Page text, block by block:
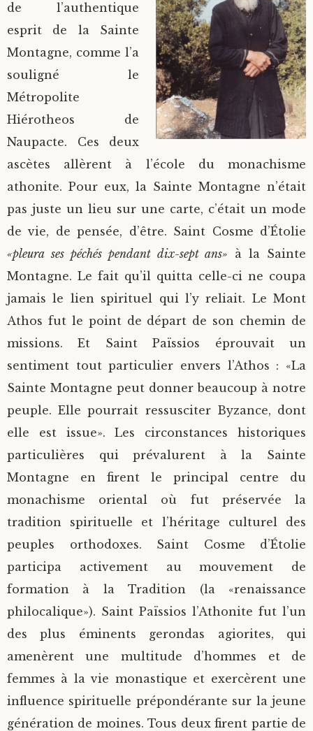
de l’authentique
esprit de la Sainte
Montagne, comme l’a
souligné le
Métropolite
Hiérotheos de
Naupacte. Ces deux
ascètes allèrent à l’école du monachisme
athonite. Pour eux, la Sainte Montagne n’était
pas juste un lieu sur une carte, c’était un mode
de vie, de pensée, d’être. Saint Cosme d’Étolie
«pleura ses péchés pendant dix-sept ans» à la Sainte
Montagne. Le fait qu’il quitta celle-ci ne coupa
jamais le lien spirituel qui l’y reliait. Le Mont
Athos fut le point de départ de son chemin de
missions. Et Saint Païssios éprouvait un
sentiment tout particulier envers l’Athos : «La
Sainte Montagne peut donner beaucoup à notre
peuple. Elle pourrait ressusciter Byzance, dont
elle est issue». Les circonstances historiques
particulières qui prévalurent à la Sainte
Montagne en firent le principal centre du
monachisme oriental où fut préservée la
tradition spirituelle et l’héritage culturel des
peuples orthodoxes. Saint Cosme d’Étolie
participa activement au mouvement de
formation à la Tradition (la «renaissance
philocalique»). Saint Païssios l’Athonite fut l’un
des plus éminents gerondas agiorites, qui
amenèrent une multitude d’hommes et de
femmes à la vie monastique et exercèrent une
influence spirituelle prépondérante sur la jeune
génération de moines. Tous deux firent partie de